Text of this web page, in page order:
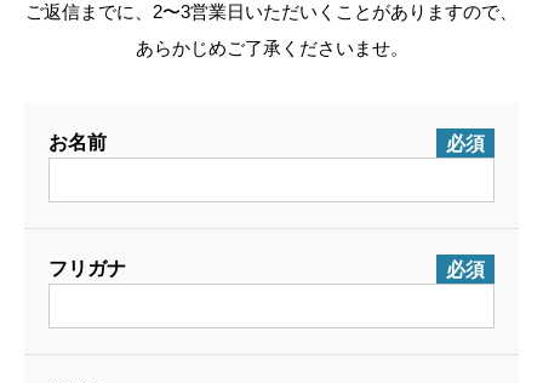
ご返信までに、2〜3営業日いただいくことがありますので、
あらかじめご了承くださいませ。
お名前 必須
フリガナ 必須